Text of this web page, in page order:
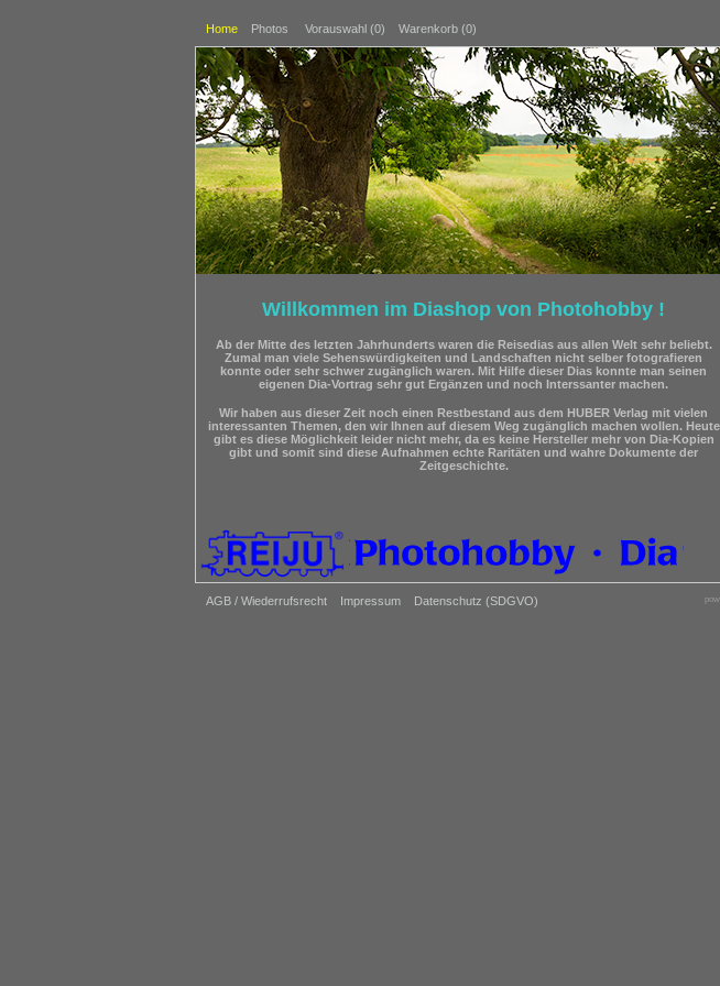
Home Photos Vorauswahl (0) Warenkorb (0)
AGB / Wiederrufsrecht Impressum Datenschutz (SDGVO)
Willkommen im Diashop von Photohobby !
Ab der Mitte des letzten Jahrhunderts waren die Reisedias aus allen Welt sehr beliebt.
Zumal man viele Sehenswürdigkeiten und Landschaften nicht selber fotografieren
konnte oder sehr schwer zugänglich waren. Mit Hilfe dieser Dias konnte man seinen
eigenen Dia-Vortrag sehr gut Ergänzen und noch Interssanter machen.
Wir haben aus dieser Zeit noch einen Restbestand aus dem HUBER Verlag mit vielen
interessanten Themen, den wir Ihnen auf diesem Weg zugänglich machen wollen. Heute
gibt es diese Möglichkeit leider nicht mehr, da es keine Hersteller mehr von Dia-Kopien
gibt und somit sind diese Aufnahmen echte Raritäten und wahre Dokumente der
Zeitgeschichte.